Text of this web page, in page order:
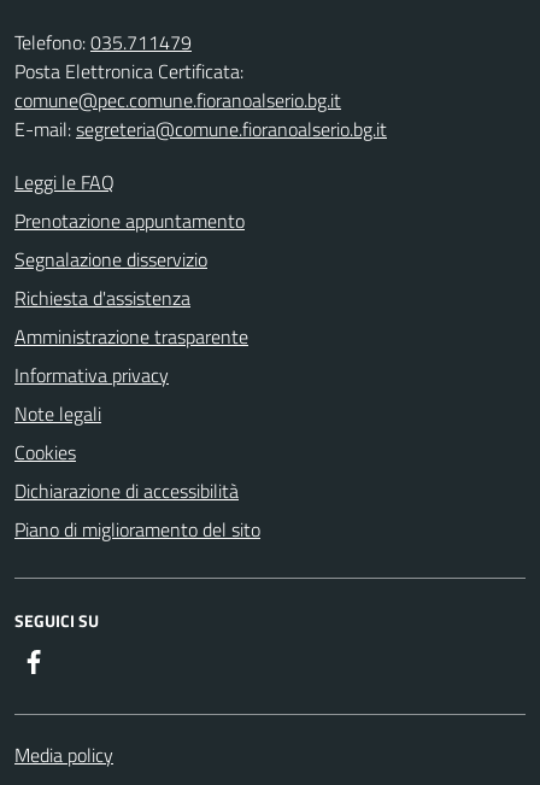
Telefono:035.711479
Posta Elettronica Certificata:
comune@pec.comune.fioranoalserio.bg.it
E-mail:segreteria@comune.fioranoalserio.bg.it
Leggi le FAQ
Prenotazione appuntamento
Segnalazione disservizio
Richiesta d'assistenza
Amministrazione trasparente
Informativa privacy
Note legali
Cookies
Dichiarazione di accessibilità
Piano di miglioramento del sito
SEGUICI SU
Media policy